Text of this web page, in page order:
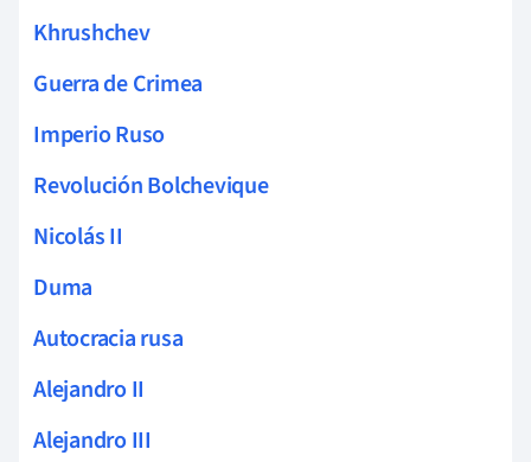
Khrushchev
Guerra de Crimea
Imperio Ruso
Revolución Bolchevique
Nicolás II
Duma
Autocracia rusa
Alejandro II
Alejandro III